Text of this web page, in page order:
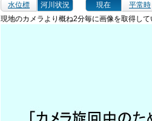
水位標 河川状況 現在
平常時
現地のカメラより概ね2分毎に画像を取得し